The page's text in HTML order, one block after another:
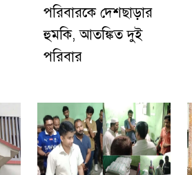
পরিবারকে দেশছাড়ার
হুমকি, আতঙ্কিত দুই
পরিবার